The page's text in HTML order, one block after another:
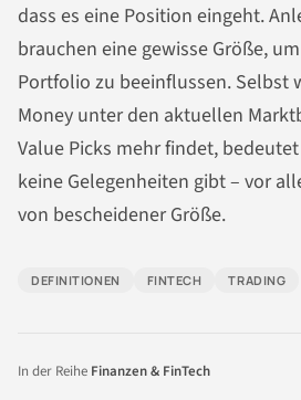
dass es eine Position eingeht.
brauchen eine gewisse Größe,
Portfolio zu beeinflussen. Selbst
Money unter den aktuellen
Value Picks mehr findet,
keine Gelegenheiten gibt – vor
von bescheidener Größe.
DEFINITIONEN FINTECH TRADING
In der Reihe Finanzen & FinTech